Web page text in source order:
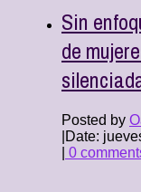
Sin
de
Posted by
Date:
0